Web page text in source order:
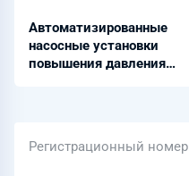
Автоматизированные
насосные установки
повышения давления
Регистрационный номер